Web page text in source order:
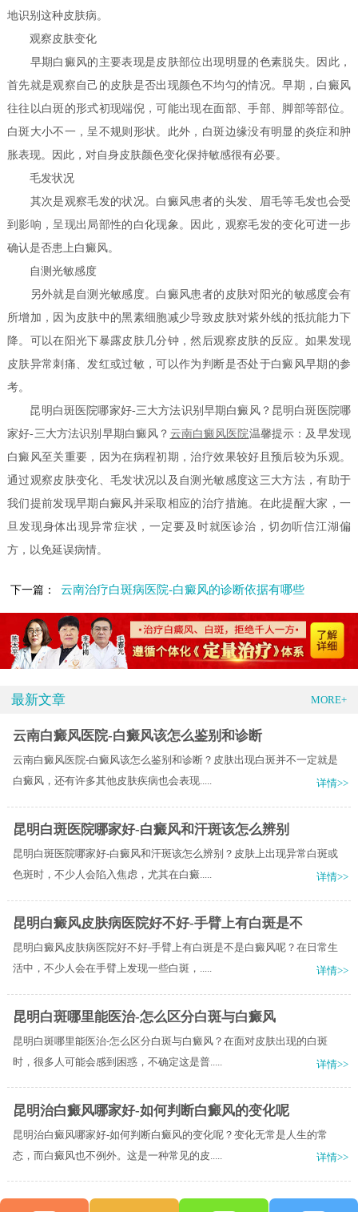
地识别这种皮肤病。
观察皮肤变化
早期白癜风的主要表现是皮肤部位出现明显的色素脱失。因此，
首先就是观察自己的皮肤是否出现颜色不均匀的情况。早期，白癜风
往往以白斑的形式初现端倪，可能出现在面部、手部、脚部等部位。
白斑大小不一，呈不规则形状。此外，白斑边缘没有明显的炎症和肿
胀表现。因此，对自身皮肤颜色变化保持敏感很有必要。
毛发状况
其次是观察毛发的状况。白癜风患者的头发、眉毛等毛发也会受
到影响，呈现出局部性的白化现象。因此，观察毛发的变化可进一步
确认是否患上白癜风。
自测光敏感度
另外就是自测光敏感度。白癜风患者的皮肤对阳光的敏感度会有
所增加，因为皮肤中的黑素细胞减少导致皮肤对紫外线的抵抗能力下
降。可以在阳光下暴露皮肤几分钟，然后观察皮肤的反应。如果发现
皮肤异常刺痛、发红或过敏，可以作为判断是否处于白癜风早期的参
考。
昆明白斑医院哪家好-三大方法识别早期白癜风？昆明白斑医院哪
家好-三大方法识别早期白癜风？ 云南白癜风医院温馨提示：及早发现
白癜风至关重要，因为在病程初期，治疗效果较好且预后较为乐观。
通过观察皮肤变化、毛发状况以及自测光敏感度这三大方法，有助于
我们提前发现早期白癜风并采取相应的治疗措施。在此提醒大家，一
旦发现身体出现异常症状，一定要及时就医诊治，切勿听信江湖偏
方，以免延误病情。
下一篇： 云南治疗白斑病医院-白癜风的诊断依据有哪些
最新文章 MORE+
云南白癜风医院-白癜风该怎么鉴别和诊断
云南白癜风医院-白癜风该怎么鉴别和诊断？皮肤出现白斑并不一定就是
白癜风，还有许多其他皮肤疾病也会表现.....
详情>>
昆明白斑医院哪家好-白癜风和汗斑该怎么辨别
昆明白斑医院哪家好-白癜风和汗斑该怎么辨别？皮肤上出现异常白斑或
色斑时，不少人会陷入焦虑，尤其在白癜.....
详情>>
昆明白癜风皮肤病医院好不好-手臂上有白斑是不
昆明白癜风皮肤病医院好不好-手臂上有白斑是不是白癜风呢？在日常生
活中，不少人会在手臂上发现一些白斑，.....
详情>>
昆明白斑哪里能医治-怎么区分白斑与白癜风
昆明白斑哪里能医治-怎么区分白斑与白癜风？在面对皮肤出现的白斑
时，很多人可能会感到困惑，不确定这是普.....
详情>>
昆明治白癜风哪家好-如何判断白癜风的变化呢
昆明治白癜风哪家好-如何判断白癜风的变化呢？变化无常是人生的常
态，而白癜风也不例外。这是一种常见的皮.....
详情>>